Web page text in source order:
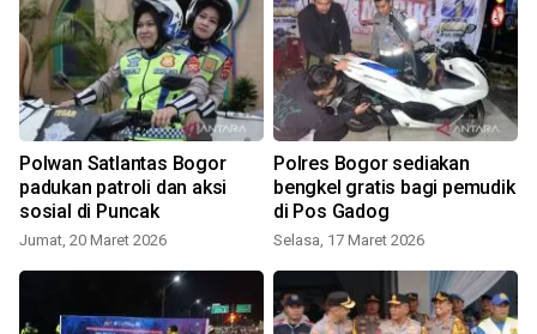
Polwan Satlantas Bogor
padukan patroli dan aksi
sosial di Puncak
Jumat, 20 Maret 2026
Polres Bogor sediakan
bengkel gratis bagi pemudik
di Pos Gadog
Selasa, 17 Maret 2026